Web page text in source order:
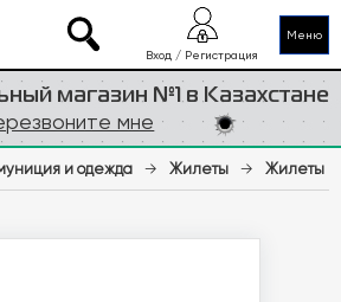
Меню
магазин №1 в Казахстане
Вход / Регистрация
мне
и одежда → Жилеты → Жилеты